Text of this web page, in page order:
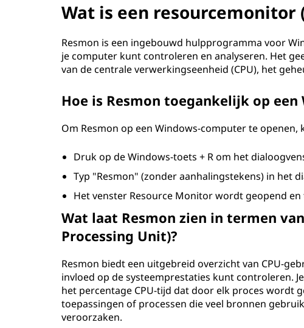
Wat is een resourcemonitor
Resmon is een ingebouwd hulpprogramma voor
je computer kunt controleren en analyseren. Het
van de centrale verwerkingseenheid (CPU), het
Hoe is Resmon toegankelijk op
Om Resmon op een Windows-computer te openen,
Druk op de Windows-toets + R om het
Typ "Resmon" (zonder aanhalingstekens) in het
Het venster Resource Monitor wordt geopend
Wat laat Resmon zien in termen
Processing Unit)?
Resmon biedt een uitgebreid overzicht van CPU-
invloed op de systeemprestaties kunt controleren.
het percentage CPU-tijd dat door elk proces wordt
toepassingen of processen die veel bronnen
veroorzaken.